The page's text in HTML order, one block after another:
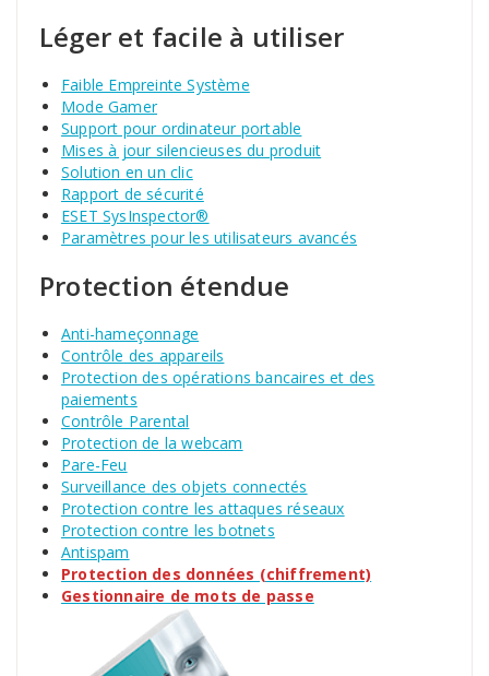
Léger et facile à utiliser
Faible Empreinte Système
Mode Gamer
Support pour ordinateur portable
Mises à jour silencieuses du produit
Solution en un clic
Rapport de sécurité
ESET SysInspector®
Paramètres pour les utilisateurs avancés
Protection étendue
Anti-hameçonnage
Contrôle des appareils
Protection des opérations bancaires et des
paiements
Contrôle Parental
Protection de la webcam
Pare-Feu
Surveillance des objets connectés
Protection contre les attaques réseaux
Protection contre les botnets
Antispam
Protection des données (chiffrement)
Gestionnaire de mots de passe